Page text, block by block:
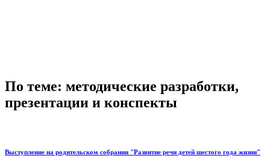
По теме: методические разработки,
презентации и конспекты
Выступление на родительском собрании "Развитие речи детей шестого года жизни"